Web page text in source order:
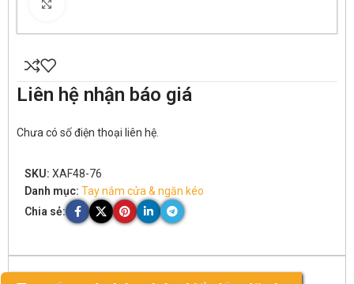
Liên hệ nhận báo giá
Chưa có số điện thoại liên hệ.
SKU: XAF48-76
Danh mục: Tay nắm cửa & ngăn kéo
Chia sẻ: